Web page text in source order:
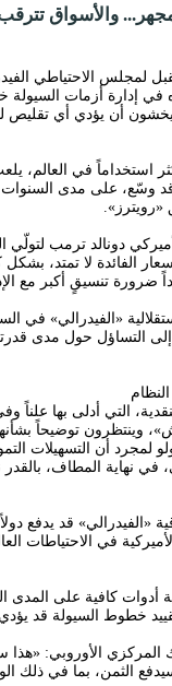
والأسواق
لمجلس الاحتياطي
إدارة أزمات السيولة
أن يؤدي أي تقليص
استخداماً في العالم،
وسّع، على مدى السنوات
دونالد ترمب
الفائدة لا تمتد،
ضرورة تنسيقٍ أكبر مع
«الفيدرالي» في
إلى التساؤل حول مدى
التي أدلى بها علناً
وينتظرون توضيحاً
لمجرد أن التسهيلات
في نهاية المطاف،
قد يدفع دولاً
في الاحتياطات
أدوات كافية على المدى
خطوط السيولة قد
الأوروبي: «هذا
الثمن، بما في ذلك